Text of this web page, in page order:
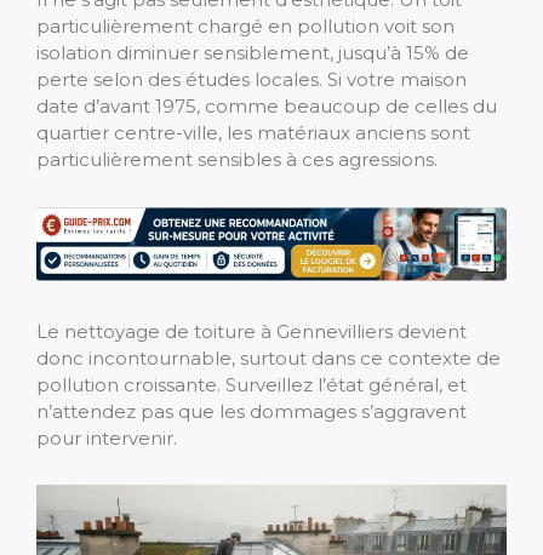
particulièrement chargé en pollution voit son
isolation diminuer sensiblement, jusqu’à 15% de
perte selon des études locales. Si votre maison
date d’avant 1975, comme beaucoup de celles du
quartier centre-ville, les matériaux anciens sont
particulièrement sensibles à ces agressions.
Le nettoyage de toiture à Gennevilliers devient
donc incontournable, surtout dans ce contexte de
pollution croissante. Surveillez l’état général, et
n’attendez pas que les dommages s’aggravent
pour intervenir.